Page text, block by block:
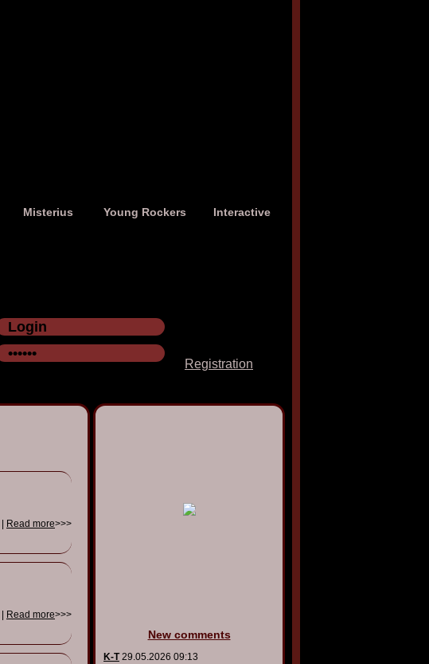
Misterius Young Rockers Interactive
Registration
Read more>>>
Read more>>>
New comments
K-T29.05.2026 09:13